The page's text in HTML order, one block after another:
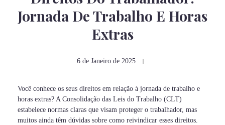
Jornada De Trabalho E Horas
Extras
6 de Janeiro de 2025
Você conhece os seus direitos em relação à jornada de trabalho e
horas extras? A Consolidação das Leis do Trabalho (CLT)
estabelece normas claras que visam proteger o trabalhador, mas
muitos ainda têm dúvidas sobre como reivindicar esses direitos.